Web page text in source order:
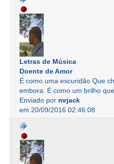
Letras de Música
Doente de Amor
É como uma escuridão Que
embora. É como um brilho
Enviado por mrjack
em 20/09/2016 02:46:08